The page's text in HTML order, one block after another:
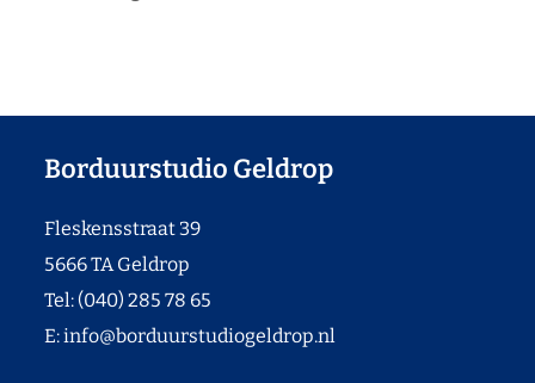
Borduurstudio Geldrop
Fleskensstraat 39
5666 TA Geldrop
Tel: (040) 285 78 65
E:info@borduurstudiogeldrop.nl